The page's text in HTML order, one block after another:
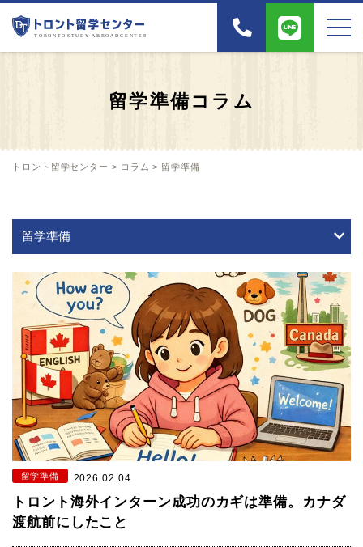
留学準備コラム
トロント留学センター > コラム > 留学準備
留学準備 2026.02.04
トロント海外インターン成功のカギは準備。カナダ
渡航前にしたこと